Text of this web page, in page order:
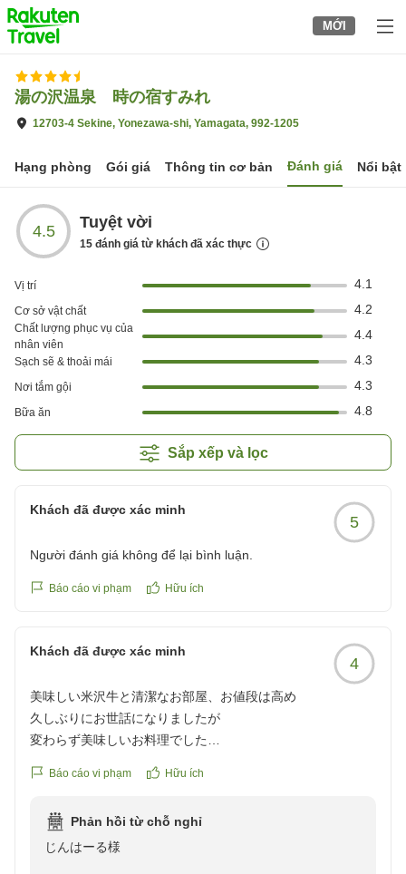
to
top
page
MỚI
湯の沢温泉 時の宿すみれ
12703-4 Sekine, Yonezawa-shi, Yamagata, 992-1205
Hạng phòng Gói giá Thông tin cơ bản Đánh giá Nổi bật
4.5 Tuyệt vời
15 đánh giá từ khách đã xác thực
Vị trí 4.1
Cơ sở vật chất 4.2
Chất lượng phục vụ của
nhân viên
4.4
Sạch sẽ & thoải mái 4.3
Nơi tắm gội 4.3
Bữa ăn 4.8
Sắp xếp và lọc
Khách đã được xác minh
5
Người đánh giá không để lại bình luận.
Báo cáo vi phạm Hữu ích
Khách đã được xác minh
4
美味しい米沢牛と清潔なお部屋、お値段は高め
久しぶりにお世話になりましたが
変わらず美味しいお料理でした
お部屋もお風呂も清潔で言うこと無しのお宿ですね~
なので星-1
クチコミの詳細はこちらから
Báo cáo vi phạm Hữu ích
Phản hồi từ chỗ nghỉ
じんはーる様